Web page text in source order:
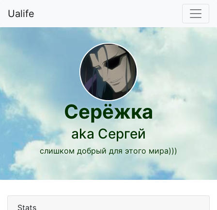
Ualife
Серёжка
aka Сергей
слишком добрый для этого мира)))
Stats